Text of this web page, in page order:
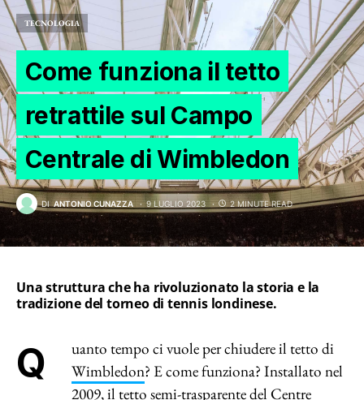
TECNOLOGIA
Come funziona il tetto
retrattile sul Campo
Centrale di Wimbledon
DI ANTONIO CUNAZZA 9 LUGLIO 2023 2 MINUTE READ
Una struttura che ha rivoluzionato la storia e la
tradizione del torneo di tennis londinese.
Quanto tempo ci vuole per chiudere il tetto di
Wimbledon? E come funziona? Installato nel
2009, il tetto semi-trasparente del Centre